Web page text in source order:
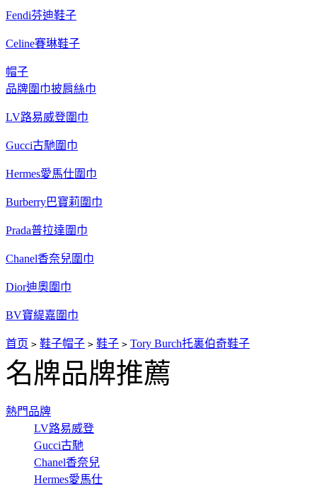
Fendi芬迪鞋子
Celine賽琳鞋子
帽子
品牌圍巾披肩絲巾
LV路易威登圍巾
Gucci古馳圍巾
Hermes愛馬仕圍巾
Burberry巴寶莉圍巾
Prada普拉達圍巾
Chanel香奈兒圍巾
Dior迪奧圍巾
BV寶緹嘉圍巾
首页 > 鞋子帽子 > 鞋子 > Tory Burch托裏伯奇鞋子
名牌品牌推薦
熱門品牌
LV路易威登
Gucci古馳
Chanel香奈兒
Hermes愛馬仕